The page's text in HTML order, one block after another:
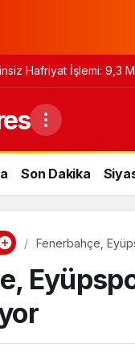
Hafriyat İşlemi: 9,3
Son Dakika
Fenerbahçe,